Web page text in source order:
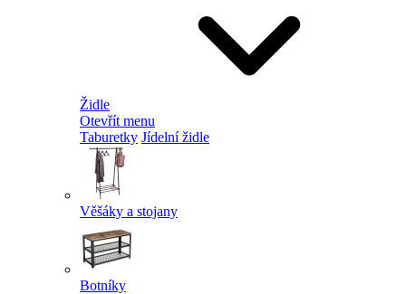
Židle
Otevřít menu
Taburetky Jídelní židle
Věšáky a stojany
Botníky